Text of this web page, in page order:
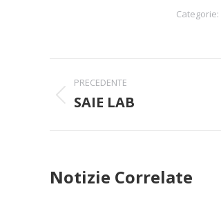
Categorie:
Naviga
tra
post
PRECEDENTE
Post
SAIE LAB
Notizie Correlate